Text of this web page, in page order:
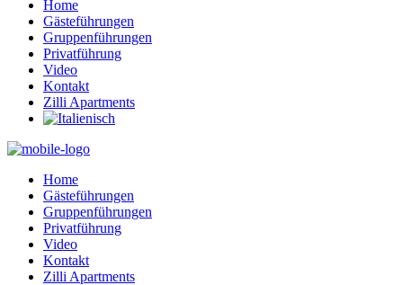
Home
Gästeführungen
Gruppenführungen
Privatführung
Video
Kontakt
Zilli Apartments
Home
Gästeführungen
Gruppenführungen
Privatführung
Video
Kontakt
Zilli Apartments